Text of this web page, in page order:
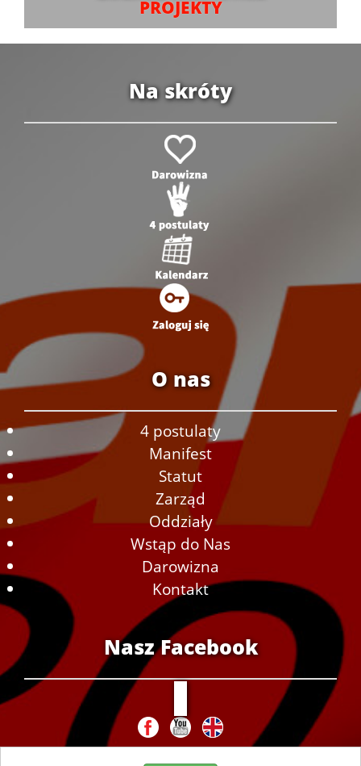
PROJEKTY
Na skróty
O nas
4 postulaty
Manifest
Statut
Zarząd
Oddziały
Wstąp do Nas
Darowizna
Kontakt
Nasz Facebook